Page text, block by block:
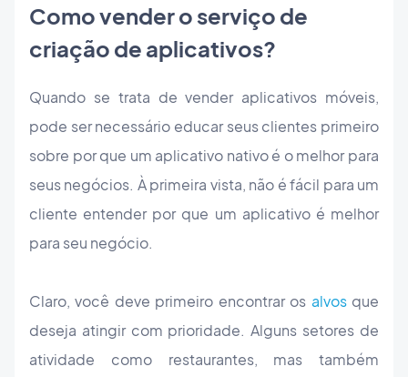
Como vender o serviço de
criação de aplicativos?
Quando se trata de vender aplicativos móveis,
pode ser necessário educar seus clientes primeiro
sobre por que um aplicativo nativo é o melhor para
seus negócios. À primeira vista, não é fácil para um
cliente entender por que um aplicativo é melhor
para seu negócio.
Claro, você deve primeiro encontrar os alvosque
deseja atingir com prioridade. Alguns setores de
atividade como restaurantes, mas também